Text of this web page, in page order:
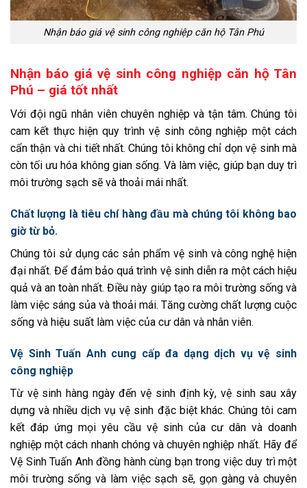
Nhận báo giá vệ sinh công nghiệp căn hộ Tân Phú
Nhận báo giá vệ sinh công nghiệp căn hộ Tân
Phú – giá tốt nhất
Với đội ngũ nhân viên chuyên nghiệp và tận tâm. Chúng tôi
cam kết thực hiện quy trình vệ sinh công nghiệp một cách
cẩn thận và chi tiết nhất. Chúng tôi không chỉ dọn vệ sinh mà
còn tối ưu hóa không gian sống. Và làm việc, giúp bạn duy trì
môi trường sạch sẽ và thoải mái nhất.
Chất lượng là tiêu chí hàng đầu mà chúng tôi không bao
giờ từ bỏ.
Chúng tôi sử dụng các sản phẩm vệ sinh và công nghệ hiện
đại nhất. Để đảm bảo quá trình vệ sinh diễn ra một cách hiệu
quả và an toàn nhất. Điều này giúp tạo ra môi trường sống và
làm việc sáng sủa và thoải mái. Tăng cường chất lượng cuộc
sống và hiệu suất làm việc của cư dân và nhân viên.
Vệ Sinh Tuấn Anh cung cấp đa dạng dịch vụ vệ sinh
công nghiệp
Từ vệ sinh hàng ngày đến vệ sinh định kỳ, vệ sinh sau xây
dựng và nhiều dịch vụ vệ sinh đặc biệt khác. Chúng tôi cam
kết đáp ứng mọi yêu cầu vệ sinh của cư dân và doanh
nghiệp một cách nhanh chóng và chuyên nghiệp nhất. Hãy để
Vệ Sinh Tuấn Anh đồng hành cùng bạn trong việc duy trì một
môi trường sống và làm việc sạch sẽ, gọn gàng và chuyên